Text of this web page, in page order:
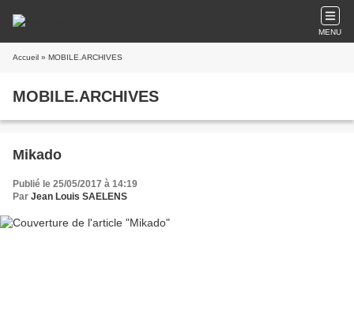
MENU
Accueil » MOBILE.ARCHIVES
MOBILE.ARCHIVES
Mikado
Publié le 25/05/2017 à 14:19
Par Jean Louis SAELENS